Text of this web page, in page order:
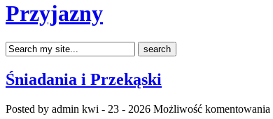
Przyjazny
Śniadania i Przekąski
Posted by admin kwi - 23 - 2026 Możliwość komentowania